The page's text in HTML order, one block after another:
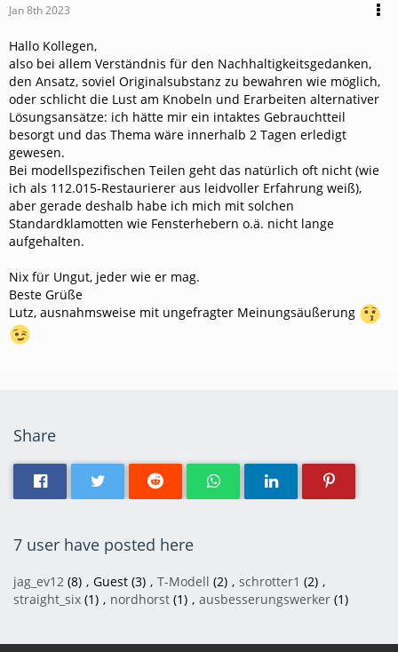
Jan 8th 2023
Hallo Kollegen,
also bei allem Verständnis für den Nachhaltigkeitsgedanken,
den Ansatz, soviel Originalsubstanz zu bewahren wie möglich,
oder schlicht die Lust am Knobeln und Erarbeiten alternativer
Lösungsansätze: ich hätte mir ein intaktes Gebrauchtteil
besorgt und das Thema wäre innerhalb 2 Tagen erledigt
gewesen.
Bei modellspezifischen Teilen geht das natürlich oft nicht (wie
ich als 112.015-Restaurierer aus leidvoller Erfahrung weiß),
aber gerade deshalb habe ich mich mit solchen
Standardklamotten wie Fensterhebern o.ä. nicht lange
aufgehalten.
Nix für Ungut, jeder wie er mag.
Beste Grüße
Lutz, ausnahmsweise mit ungefragter Meinungsäußerung
Share
7 user have posted here
jag_ev12 (8) Guest (3) T-Modell (2) schrotter1 (2)
straight_six (1) nordhorst (1) ausbesserungswerker (1)